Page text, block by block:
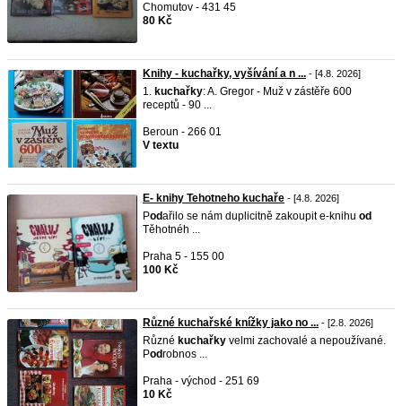
Chomutov - 431 45
80 Kč
Knihy - kuchařky, vyšívání a n ... - [4.8. 2026]
1. kuchařky: A. Gregor - Muž v zástěře 600
receptů - 90 ...
Beroun - 266 01
V textu
E- knihy Tehotneho kuchaře - [4.8. 2026]
Podařilo se nám duplicitně zakoupit e-knihu od
Těhotnéh ...
Praha 5 - 155 00
100 Kč
Různé kuchařské knížky jako no ... - [2.8. 2026]
Různé kuchařky velmi zachovalé a nepoužívané.
Podrobnos ...
Praha - východ - 251 69
10 Kč